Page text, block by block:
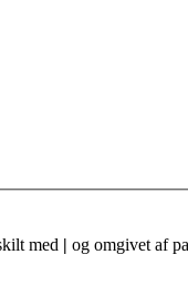
med | og omgivet af